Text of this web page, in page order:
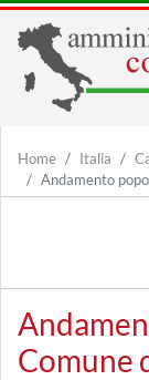
Home Italia
Andamento
Comune